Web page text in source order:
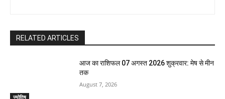
RELATED ARTICLES
ज्योतिष
आज का राशिफल 07 अगस्त 2026 शुक्रवार: मेष से मीन
तक
August 7, 2026